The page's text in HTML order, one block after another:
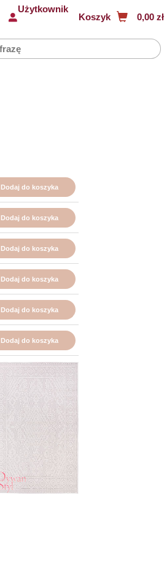
Użytkownik
Koszyk 0,00 zł
Dodaj do koszyka
Dodaj do koszyka
Dodaj do koszyka
Dodaj do koszyka
Dodaj do koszyka
Dodaj do koszyka